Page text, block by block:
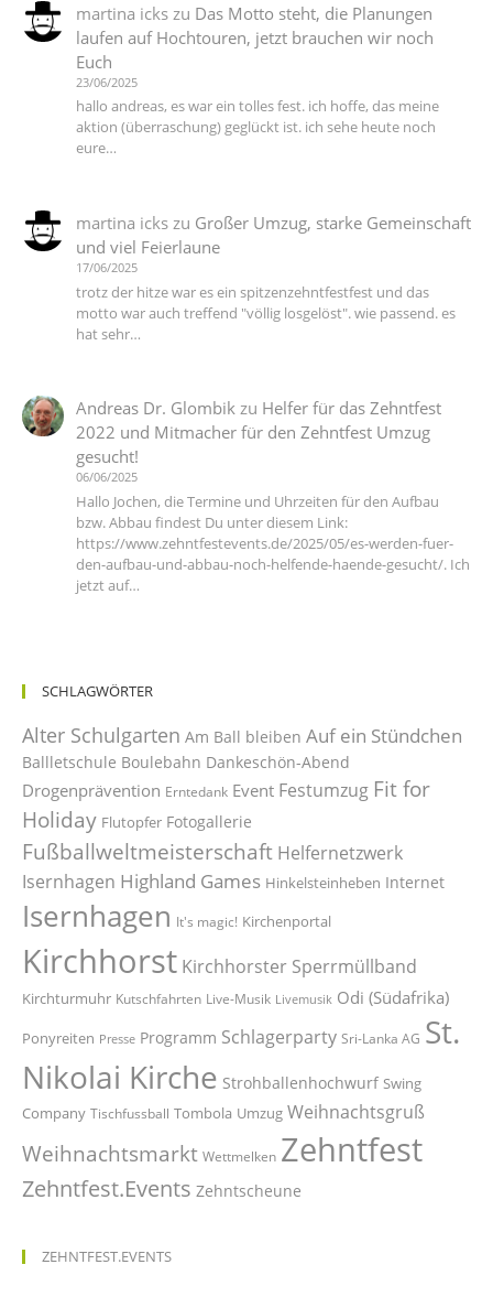
martina ickszu Das Motto steht, die Planungen
laufen auf Hochtouren, jetzt brauchen wir noch
Euch
23/06/2025
hallo andreas, es war ein tolles fest. ich hoffe, das meine
aktion (überraschung) geglückt ist. ich sehe heute noch
eure…
martina ickszu Großer Umzug, starke Gemeinschaft
und viel Feierlaune
17/06/2025
trotz der hitze war es ein spitzenzehntfestfest und das
motto war auch treffend "völlig losgelöst". wie passend. es
hat sehr…
Andreas Dr. Glombik zu Helfer für das Zehntfest
2022 und Mitmacher für den Zehntfest Umzug
gesucht!
06/06/2025
Hallo Jochen, die Termine und Uhrzeiten für den Aufbau
bzw. Abbau findest Du unter diesem Link:
https://www.zehntfestevents.de/2025/05/es-werden-fuer-
den-aufbau-und-abbau-noch-helfende-haende-gesucht/. Ich
jetzt auf…
SCHLAGWÖRTER
Alter Schulgarten Am Ball bleiben Auf ein Stündchen
Ballletschule Boulebahn Dankeschön-Abend
Drogenprävention Erntedank Event Festumzug Fit for
Holiday Flutopfer Fotogallerie
Fußballweltmeisterschaft Helfernetzwerk
Isernhagen Highland Games Hinkelsteinheben Internet
Isernhagen It's magic! Kirchenportal
Kirchhorst Kirchhorster Sperrmüllband
Kirchturmuhr Kutschfahrten Live-Musik Livemusik Odi (Südafrika)
Ponyreiten Presse Programm Schlagerparty Sri-Lanka AG St.
Nikolai Kirche Strohballenhochwurf Swing
Company Tischfussball Tombola Umzug Weihnachtsgruß
Weihnachtsmarkt Wettmelken Zehntfest
Zehntfest.Events Zehntscheune
ZEHNTFEST.EVENTS